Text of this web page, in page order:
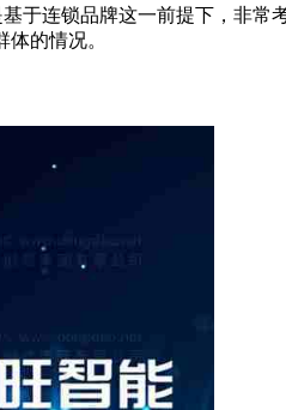
连锁品牌这一前提下，非常
的情况。